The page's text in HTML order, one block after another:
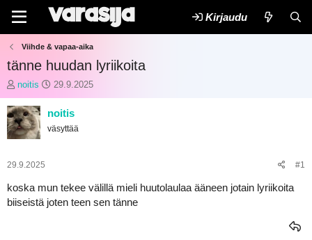
Kirjaudu
Viihde & vapaa-aika
tänne huudan lyriikoita
K
e
s
k
u
l
n
noitis
A
l
o
t
ä
v
29.9.2025
noitis
väsyttää
29.9.2025 #1
koska mun tekee välillä mieli huutolaulaa ääneen jotain lyriikoita
biiseistä joten teen sen tänne